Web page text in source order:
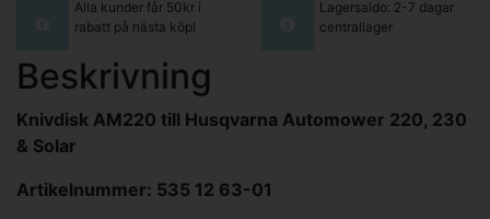
Alla kunder får 50kr i
rabatt på nästa köp!
Lagersaldo: 2-7 dagar
centrallager
Beskrivning
Knivdisk AM220 till Husqvarna Automower 220, 230
& Solar
Artikelnummer: 535 12 63-01